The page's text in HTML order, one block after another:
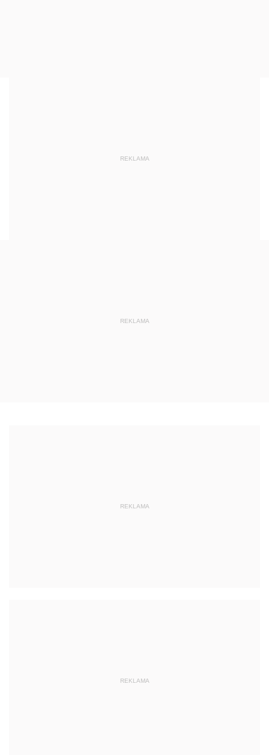
REKLAMA
REKLAMA
REKLAMA
REKLAMA